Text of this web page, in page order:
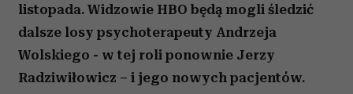
listopada. Widzowie HBO będą mogli śledzić
dalsze losy psychoterapeuty Andrzeja
Wolskiego - w tej roli ponownie Jerzy
Radziwiłowicz – i jego nowych pacjentów.